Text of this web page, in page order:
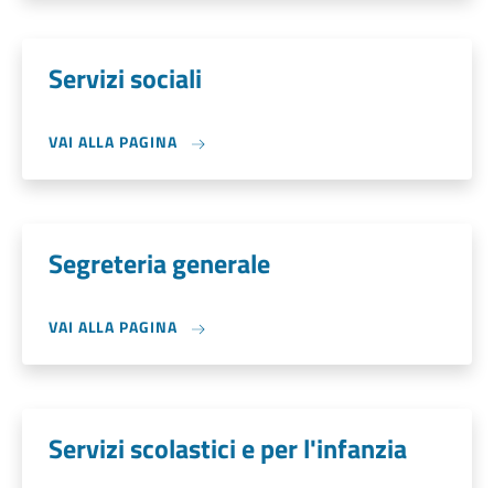
Servizi sociali
VAI ALLA PAGINA
Segreteria generale
VAI ALLA PAGINA
Servizi scolastici e per l'infanzia